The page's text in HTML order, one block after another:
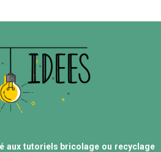
aux tutoriels bricolage ou recyclage